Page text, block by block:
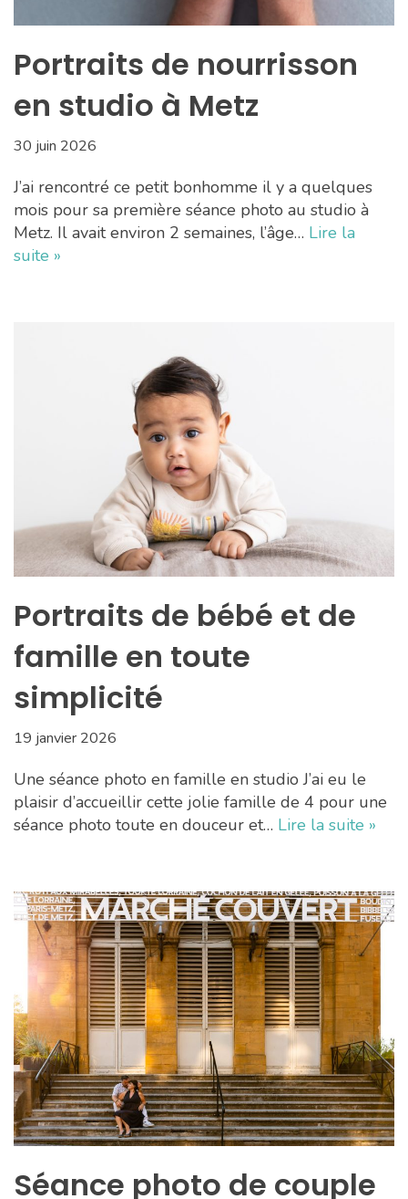
Portraits de nourrisson
en studio à Metz
30 juin 2026
J’ai rencontré ce petit bonhomme il y a quelques
mois pour sa première séance photo au studio à
Metz. Il avait environ 2 semaines, l’âge… Lire la
suite »
Portraits de bébé et de
famille en toute
simplicité
19 janvier 2026
Une séance photo en famille en studio J’ai eu le
plaisir d’accueillir cette jolie famille de 4 pour une
séance photo toute en douceur et… Lire la suite »
Séance photo de couple